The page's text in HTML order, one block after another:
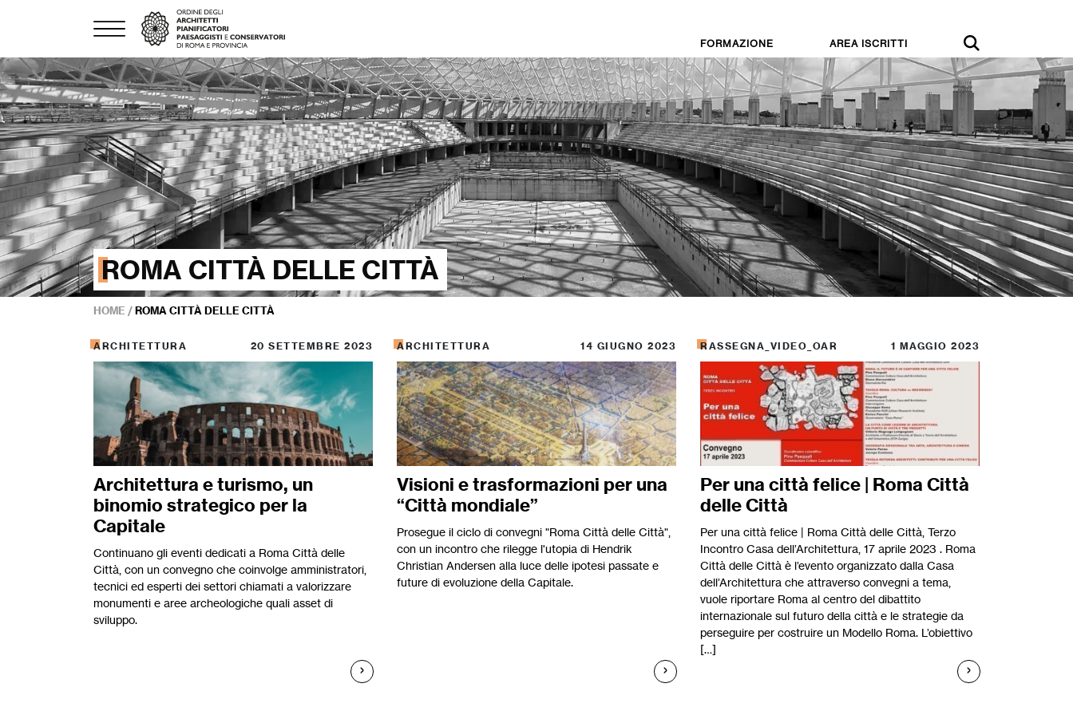
FORMAZIONE AREA ISCRITTI
ROMA CITTÀ DELLE CITTÀ
HOME /ROMA CITTÀ DELLE CITTÀ
ARCHITETTURA 20 SETTEMBRE 2023
Architettura e turismo, un
binomio strategico per la
Capitale
Continuano gli eventi dedicati a Roma Città delle
Città, con un convegno che coinvolge amministratori,
tecnici ed esperti dei settori chiamati a valorizzare
monumenti e aree archeologiche quali asset di
sviluppo.
ARCHITETTURA 14 GIUGNO 2023
Visioni e trasformazioni per una
“Città mondiale”
Prosegue il ciclo di convegni "Roma Città delle Città",
con un incontro che rilegge l'utopia di Hendrik
Christian Andersen alla luce delle ipotesi passate e
future di evoluzione della Capitale.
RASSEGNA_VIDEO_OAR 1 MAGGIO 2023
Per una città felice | Roma Città
delle Città
Per una città felice | Roma Città delle Città, Terzo
Incontro Casa dell’Architettura, 17 aprile 2023 . Roma
Città delle Città è l’evento organizzato dalla Casa
dell’Architettura che attraverso convegni a tema,
vuole riportare Roma al centro del dibattito
internazionale sul futuro della città e le strategie da
perseguire per costruire un Modello Roma. L’obiettivo
[…]